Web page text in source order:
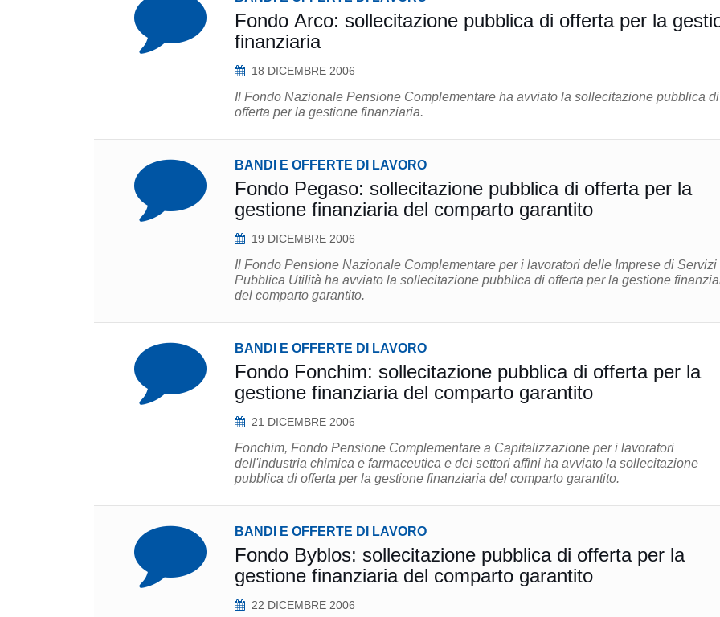
Fondo Arco: sollecitazione pubblica di offerta per la
finanziaria
18 DICEMBRE 2006
Il Fondo Nazionale Pensione Complementare ha avviato la sollecitazione pubblica di
offerta per la gestione finanziaria.
BANDI E OFFERTE DI LAVORO
Fondo Pegaso: sollecitazione pubblica di offerta per la
gestione finanziaria del comparto garantito
19 DICEMBRE 2006
Il Fondo Pensione Nazionale Complementare per i lavoratori delle Imprese di Servizi
Pubblica Utilità ha avviato la sollecitazione pubblica di offerta per la gestione
del comparto garantito.
BANDI E OFFERTE DI LAVORO
Fondo Fonchim: sollecitazione pubblica di offerta per la
gestione finanziaria del comparto garantito
21 DICEMBRE 2006
Fonchim, Fondo Pensione Complementare a Capitalizzazione per i lavoratori
dell'industria chimica e farmaceutica e dei settori affini ha avviato la sollecitazione
pubblica di offerta per la gestione finanziaria del comparto garantito.
BANDI E OFFERTE DI LAVORO
Fondo Byblos: sollecitazione pubblica di offerta per la
gestione finanziaria del comparto garantito
22 DICEMBRE 2006